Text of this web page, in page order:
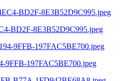
BD2F-8E3B52D9C995.jpeg
9FFB-197FAC5BE700.jpeg